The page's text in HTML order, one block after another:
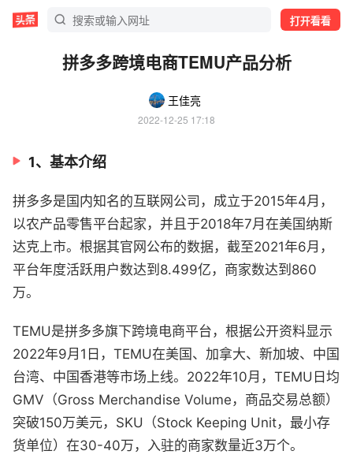
打开看看
拼多多跨境电商TEMU产品分析
王佳亮
2022-12-25 17:18
1、基本介绍
拼多多是国内知名的互联网公司，成立于2015年4月，
以农产品零售平台起家，并且于2018年7月在美国纳斯
达克上市。根据其官网公布的数据，截至2021年6月，
平台年度活跃用户数达到8.499亿，商家数达到860
万。
TEMU是拼多多旗下跨境电商平台，根据公开资料显示
2022年9月1日，TEMU在美国、加拿大、新加坡、中国
台湾、中国香港等市场上线。2022年10月，TEMU日均
GMV（Gross Merchandise Volume，商品交易总额）
突破150万美元，SKU（Stock Keeping Unit，最小存
货单位）在30-40万，入驻的商家数量近3万个。